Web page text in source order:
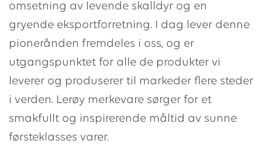
omsetning av levende skalldyr og en
gryende eksportforretning. I dag lever denne
pionerånden fremdeles i oss, og er
utgangspunktet for alle de produkter vi
leverer og produserer til markeder flere steder
i verden. Lerøy merkevare sørger for et
smakfullt og inspirerende måltid av sunne
førsteklasses varer.